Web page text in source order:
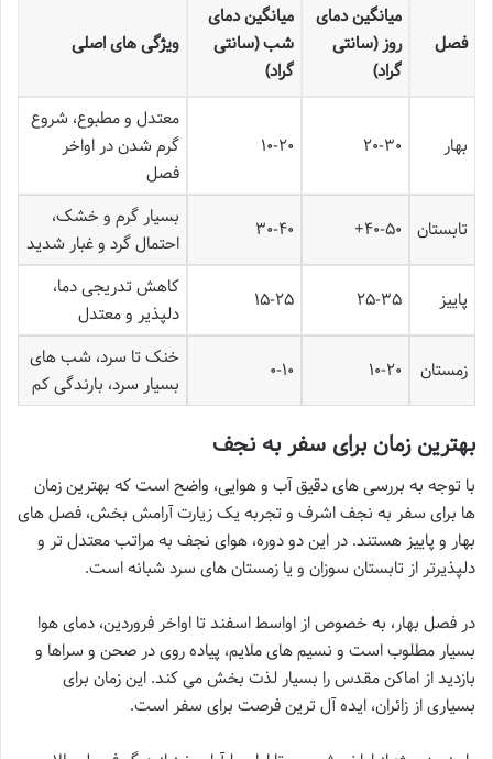
فصل
میانگین دمای
روز (سانتی
گراد)
میانگین دمای
شب (سانتی
گراد)
ویژگی های اصلی
بهار ۲۰-۳۰ ۱۰-۲۰
معتدل و مطبوع، شروع
گرم شدن در اواخر
فصل
تابستان ۴۰-۵۰+ ۳۰-۴۰
بسیار گرم و خشک،
احتمال گرد و غبار شدید
پاییز ۲۵-۳۵ ۱۵-۲۵
کاهش تدریجی دما،
دلپذیر و معتدل
زمستان ۱۰-۲۰ ۰-۱۰
خنک تا سرد، شب های
بسیار سرد، بارندگی کم
بهترین زمان برای سفر به نجف
با توجه به بررسی های دقیق آب و هوایی، واضح است که بهترین زمان
ها برای سفر به نجف اشرف و تجربه یک زیارت آرامش بخش، فصل های
بهار و پاییز هستند. در این دو دوره، هوای نجف به مراتب معتدل تر و
دلپذیرتر از تابستان سوزان و یا زمستان های سرد شبانه است.
در فصل بهار، به خصوص از اواسط اسفند تا اواخر فروردین، دمای هوا
بسیار مطلوب است و نسیم های ملایم، پیاده روی در صحن و سراها و
بازدید از اماکن مقدس را بسیار لذت بخش می کند. این زمان برای
بسیاری از زائران، ایده آل ترین فرصت برای سفر است.